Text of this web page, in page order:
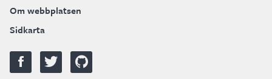
Om webbplatsen
Sidkarta